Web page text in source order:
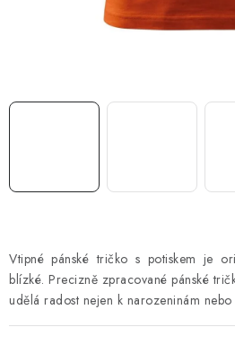
Obchodní podmínky
Vtipné pánské tričko s potiskem je
blízké. Precizně zpracované pánské
udělá radost nejen k narozeninám nebo